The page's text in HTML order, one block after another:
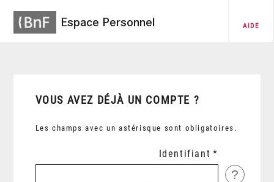
Espace Personnel AIDE
VOUS AVEZ DÉJÀ UN COMPTE ?
Les champs avec un astérisque sont obligatoires.
Identifiant
?